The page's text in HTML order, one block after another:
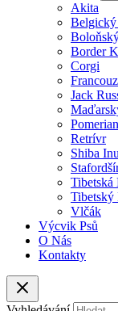
Akita
Border
Corgi
Jack
Pomerian
Retrívr
Shiba Inu
Tibetská
Tibetský
Vlčák
Výcvik Psů
O Nás
Kontakty